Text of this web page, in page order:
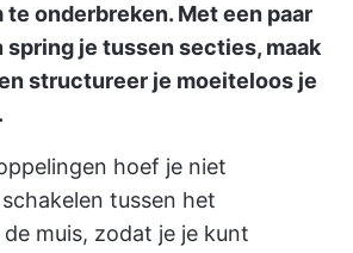
onderbreken. Met een paar
je tussen secties, maak
structureer je moeiteloos je
hoef je niet
tussen het
muis, zodat je je kunt